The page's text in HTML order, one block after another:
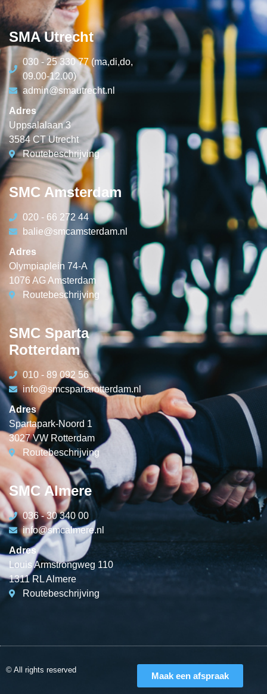
SMA Utrecht
030 - 25 330 77 (ma,di,do,
09.00-12.00)
admin@smautrecht.nl
Adres
Uppsalalaan 3
3584 CT Utrecht
Routebeschrijving
SMC Amsterdam
020 - 66 272 44
balie@smcamsterdam.nl
Adres
Olympiaplein 74-A
1076 AG Amsterdam
Routebeschrijving
SMC Sparta
Rotterdam
010 - 89 092 56
info@smcspartarotterdam.nl
Adres
Spartapark-Noord 1
3027 VW Rotterdam
Routebeschrijving
SMC Almere
036 - 30 340 00
info@smcalmere.nl
Adres
Louis Armstrongweg 110
1311 RL Almere
Routebeschrijving
© All rights reserved
Maak een afspraak